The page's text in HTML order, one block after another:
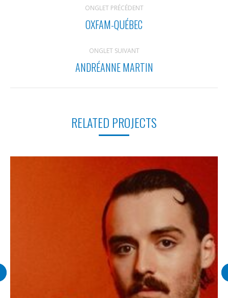
COMMENTAIRE
ONGLET PRÉCÉDENT
Onglet
OXFAM-QUÉBEC
ONGLET SUIVANT
Projets
ANDRÉANNE MARTIN
RELATED PROJECTS